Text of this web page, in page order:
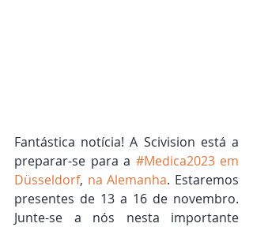
Fantástica notícia! A Scivision está a
preparar-se para a #Medica2023 em
Düsseldorf, na Alemanha. Estaremos
presentes de 13 a 16 de novembro.
Junte-se a nós nesta importante